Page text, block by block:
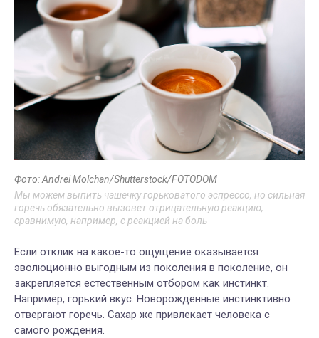
Фото: Andrei Molchan/Shutterstock/FOTODOM
Мы можем выпить чашечку горьковатого эспрессо, но сильная
горечь обязательно вызовет отрицательную реакцию,
сравнимую, например, с реакцией на боль
Если отклик на какое-то ощущение оказывается
эволюционно выгодным из поколения в поколение, он
закрепляется естественным отбором как инстинкт.
Например, горький вкус. Новорожденные инстинктивно
отвергают горечь. Сахар же привлекает человека с
самого рождения.